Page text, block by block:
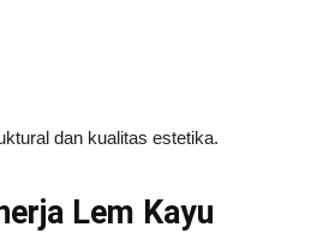
dan kualitas estetika.
Lem Kayu